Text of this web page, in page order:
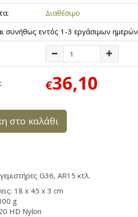
Διαθέσιμο
συνήθως εντός 1-3 εργάσιμων ημερών
€36,10
στο καλάθι
G36, AR15 κτλ.
18 x 45 x 3 cm
g
HD Nylon